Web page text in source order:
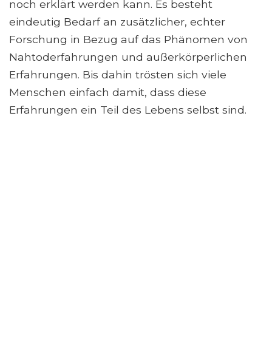
noch erklärt werden kann. Es besteht
eindeutig Bedarf an zusätzlicher, echter
Forschung in Bezug auf das Phänomen von
Nahtoderfahrungen und außerkörperlichen
Erfahrungen. Bis dahin trösten sich viele
Menschen einfach damit, dass diese
Erfahrungen ein Teil des Lebens selbst sind.